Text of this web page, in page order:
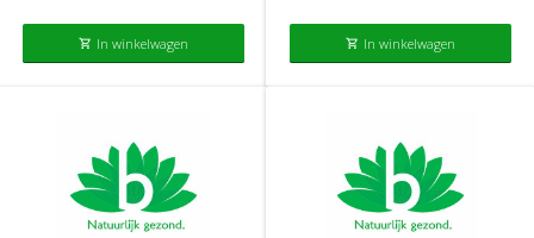
shopping_cart In winkelwagen shopping_cart In winkelwagen